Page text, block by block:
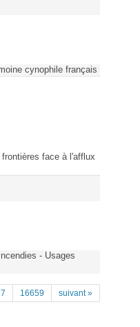
cynophile français
face à l'afflux
- Usages
7 16659 suivant »